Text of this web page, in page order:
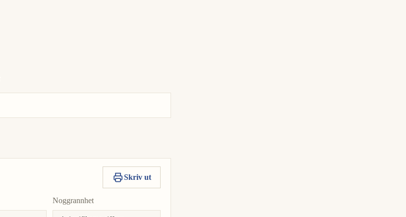
Skriv ut
Noggrannhet